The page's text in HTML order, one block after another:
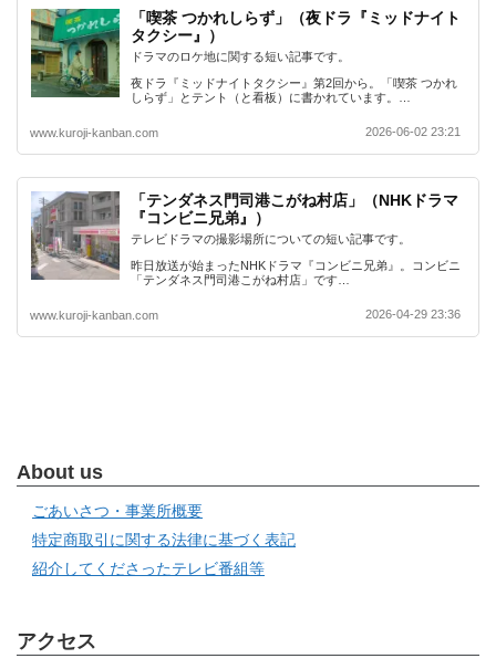
「喫茶 つかれしらず」（夜ドラ『ミッドナイト
タクシー』）
ドラマのロケ地に関する短い記事です。
夜ドラ『ミッドナイトタクシー』第2回から。「喫茶 つかれ
しらず」とテント（と看板）に書かれています。…
www.kuroji-kanban.com 2026-06-02 23:21
「テンダネス門司港こがね村店」（NHKドラマ
『コンビニ兄弟』）
テレビドラマの撮影場所についての短い記事です。
昨日放送が始まったNHKドラマ『コンビニ兄弟』。コンビニ
「テンダネス門司港こがね村店」です…
www.kuroji-kanban.com 2026-04-29 23:36
About us
ごあいさつ・事業所概要
特定商取引に関する法律に基づく表記
紹介してくださったテレビ番組等
アクセス